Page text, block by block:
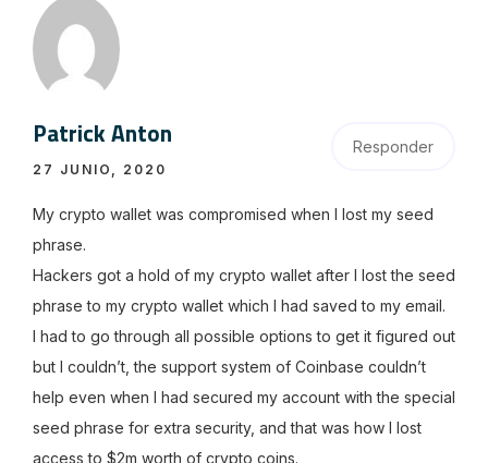
Patrick Anton
27 JUNIO, 2020
Responder
My crypto wallet was compromised when I lost my seed
phrase.
Hackers got a hold of my crypto wallet after I lost the seed
phrase to my crypto wallet which I had saved to my email.
I had to go through all possible options to get it figured out
but I couldn’t, the support system of Coinbase couldn’t
help even when I had secured my account with the special
seed phrase for extra security, and that was how I lost
access to $2m worth of crypto coins.